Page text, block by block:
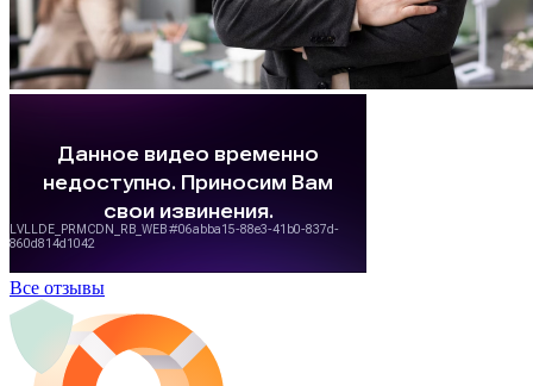
Все отзывы